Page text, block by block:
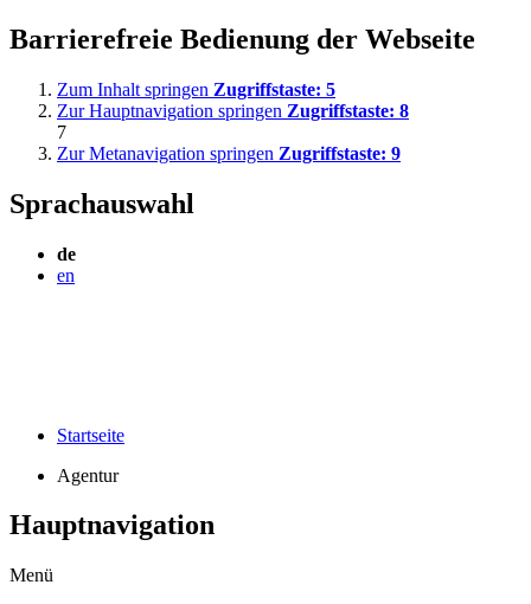
Barrierefreie Bedienung der Webseite
Zum Inhalt springen Zugriffstaste: 5
Zur Hauptnavigation springen Zugriffstaste: 8
7
Zur Metanavigation springen Zugriffstaste: 9
Sprachauswahl
de
en
Startseite
Agentur
Hauptnavigation
Menü